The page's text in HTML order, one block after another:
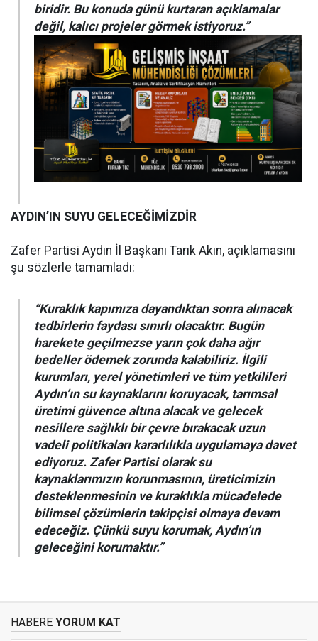
biridir. Bu konuda günü kurtaran açıklamalar
değil, kalıcı projeler görmek istiyoruz.”
AYDIN’IN SUYU GELECEĞİMİZDİR
Zafer Partisi Aydın İl Başkanı Tarık Akın, açıklamasını
şu sözlerle tamamladı:
“Kuraklık kapımıza dayandıktan sonra alınacak
tedbirlerin faydası sınırlı olacaktır. Bugün
harekete geçilmezse yarın çok daha ağır
bedeller ödemek zorunda kalabiliriz. İlgili
kurumları, yerel yönetimleri ve tüm yetkilileri
Aydın’ın su kaynaklarını koruyacak, tarımsal
üretimi güvence altına alacak ve gelecek
nesillere sağlıklı bir çevre bırakacak uzun
vadeli politikaları kararlılıkla uygulamaya davet
ediyoruz. Zafer Partisi olarak su
kaynaklarımızın korunmasının, üreticimizin
desteklenmesinin ve kuraklıkla mücadelede
bilimsel çözümlerin takipçisi olmaya devam
edeceğiz. Çünkü suyu korumak, Aydın’ın
geleceğini korumaktır.”
HABERE YORUM KAT